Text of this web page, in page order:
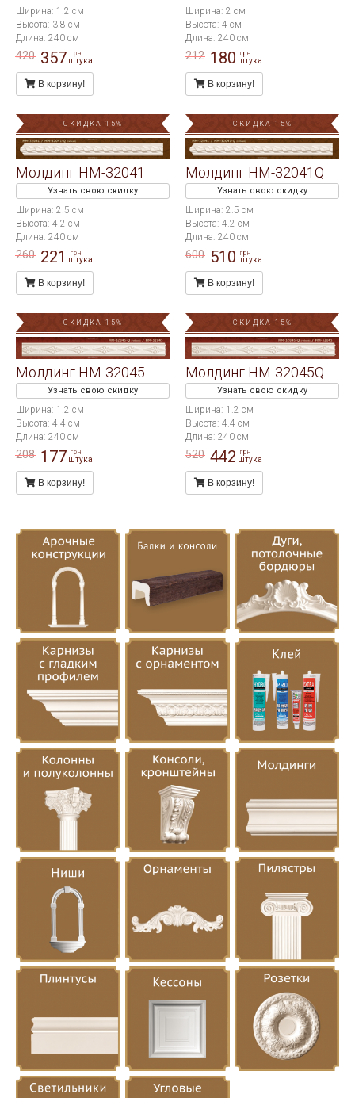
Ширина: 1.2 см
Высота: 3.8 см
Длина: 240 см
420 357 грн
штука
В корзину!
Ширина: 2 см
Высота: 4 см
Длина: 240 см
212 180 грн
штука
В корзину!
СКИДКА 15%
Молдинг HM-32041
Узнать свою скидку
Ширина: 2.5 см
Высота: 4.2 см
Длина: 240 см
260 221 грн
штука
В корзину!
СКИДКА 15%
Молдинг HM-32041Q
Узнать свою скидку
Ширина: 2.5 см
Высота: 4.2 см
Длина: 240 см
600 510 грн
штука
В корзину!
СКИДКА 15%
Молдинг HM-32045
Узнать свою скидку
Ширина: 1.2 см
Высота: 4.4 см
Длина: 240 см
208 177 грн
штука
В корзину!
СКИДКА 15%
Молдинг HM-32045Q
Узнать свою скидку
Ширина: 1.2 см
Высота: 4.4 см
Длина: 240 см
520 442 грн
штука
В корзину!